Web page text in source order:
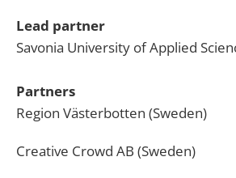
Lead partner
Savonia University of Applied
Partners
Region Västerbotten (Sweden)
Creative Crowd AB (Sweden)